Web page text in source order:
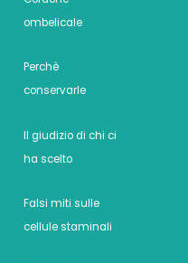
ombelicale
Perchè
conservarle
Il giudizio di chi ci
ha scelto
Falsi miti sulle
cellule staminali